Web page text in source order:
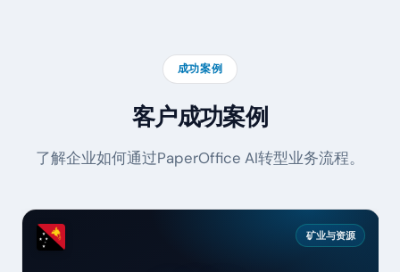
成功案例
客户成功案例
了解企业如何通过PaperOffice AI转型业务流程。
矿业与资源